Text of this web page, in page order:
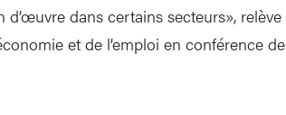
dans certains secteurs», relève
et de l’emploi en conférence de